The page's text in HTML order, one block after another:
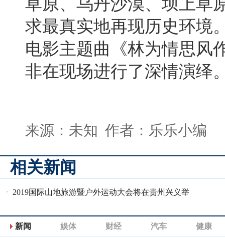
草原、乌丹沙漠、坝上草
求最真实地再现历史环境
电影主题曲《林为情思风
非在现场进行了深情演绎
来源：未知 作者：乐乐小编
相关新闻
2019国际山地旅游暨户外运动大会将在贵州兴义举
新闻 娱体 财经 汽车 健康